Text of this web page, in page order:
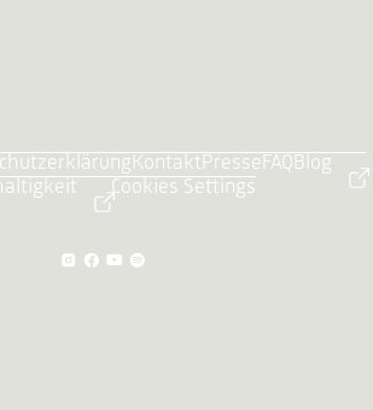
KontaktPresse FAQBlog
Cookies Settings